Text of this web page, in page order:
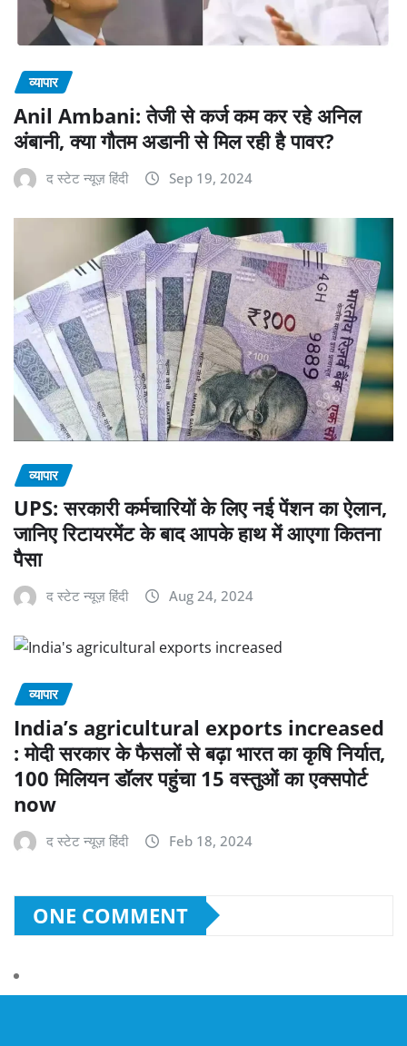
व्यापार
Anil Ambani: तेजी से कर्ज कम कर रहे अनिल
अंबानी, क्या गौतम अडानी से मिल रही है पावर?
द स्टेट न्यूज़ हिंदी Sep 19, 2024
व्यापार
UPS: सरकारी कर्मचारियों के लिए नई पेंशन का ऐलान,
जानिए रिटायरमेंट के बाद आपके हाथ में आएगा कितना
पैसा
द स्टेट न्यूज़ हिंदी Aug 24, 2024
व्यापार
India’s agricultural exports increased
: मोदी सरकार के फैसलों से बढ़ा भारत का कृषि निर्यात,
100 मिलियन डॉलर पहुंचा 15 वस्तुओं का एक्सपोर्ट
now
द स्टेट न्यूज़ हिंदी Feb 18, 2024
ONE COMMENT